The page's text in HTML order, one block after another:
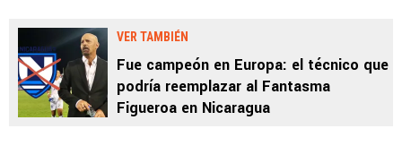
VER TAMBIÉN
Fue campeón en Europa: el técnico que
podría reemplazar al Fantasma
Figueroa en Nicaragua